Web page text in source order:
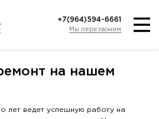
+7(964)594-6661
Мы перезвоним
на нашем
лет ведет успешную работу на